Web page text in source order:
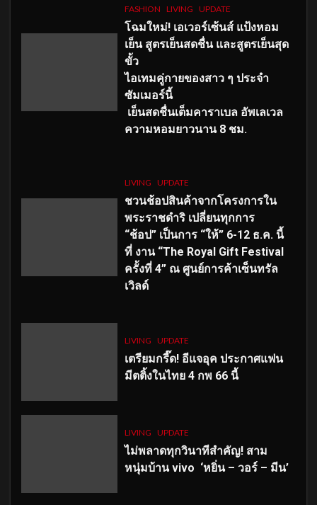
FASHION LIVING UPDATE
โฉมใหม่! เอเวอร์เซ้นส์ แป้งหอม
เย็น สูตรเย็นสดชื่น และสูตรเย็นสุด
ขั้ว
ไอเทมคู่กายของสาว ๆ ประจำ
ซัมเมอร์นี้
เย็นสดชื่นเต็มคาราเบล อัพเลเวล
ความหอมยาวนาน 8 ชม.
LIVING UPDATE
ชวนช้อปสินค้าจากโครงการใน
พระราชดำริ เปลี่ยนทุกการ
“ช้อป” เป็นการ “ให้” 6-12 ธ.ค. นี้
ที่ งาน “The Royal Gift Festival
ครั้งที่ 4” ณ ศูนย์การค้าเซ็นทรัล
เวิลด์
LIVING UPDATE
เตรียมกรี๊ด! อีแจอุค ประกาศแฟน
มีตติ้งในไทย 4 กพ 66 นี้
LIVING UPDATE
ไม่พลาดทุกวินาทีสำคัญ! สาม
หนุ่มบ้าน vivo ‘หยิ่น – วอร์ – มีน’